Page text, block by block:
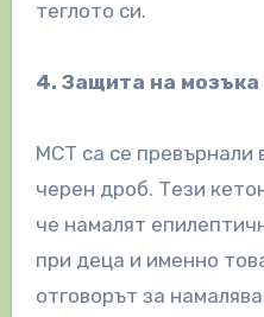
теглото си.
4. Защита на мозъка
МСТ са се превърнали
черен дроб. Тези
че намалят
при деца и именно
отговорът за